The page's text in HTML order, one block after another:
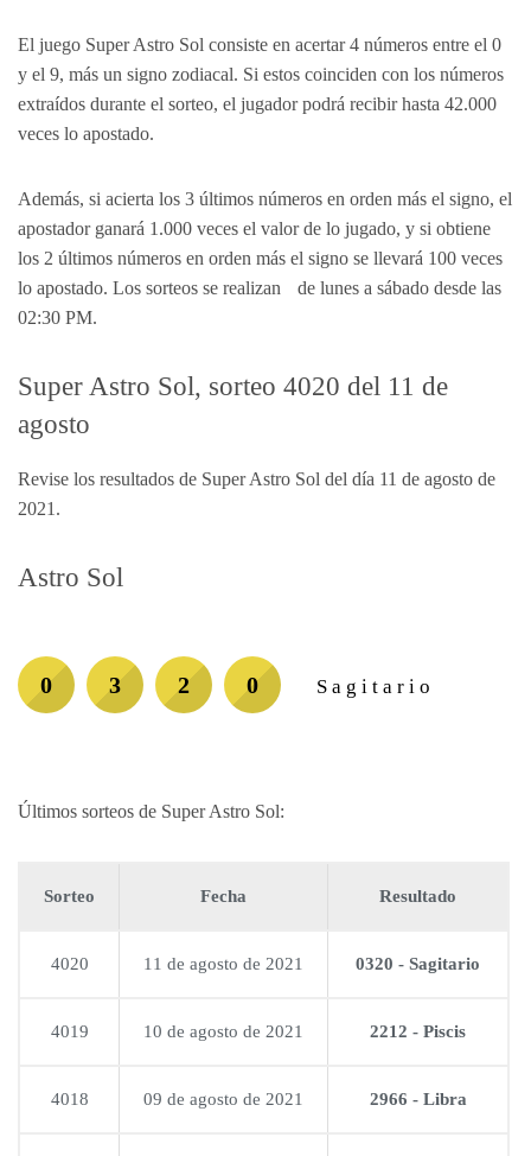
El juego Super Astro Sol consiste en acertar 4 números entre el 0
y el 9, más un signo zodiacal. Si estos coinciden con los números
extraídos durante el sorteo, el jugador podrá recibir hasta 42.000
veces lo apostado.
Además, si acierta los 3 últimos números en orden más el signo, el
apostador ganará 1.000 veces el valor de lo jugado, y si obtiene
los 2 últimos números en orden más el signo se llevará 100 veces
lo apostado. Los sorteos se realizan de lunes a sábado desde las
02:30 PM.
Super Astro Sol, sorteo 4020 del 11 de
agosto
Revise los resultados de Super Astro Sol del día 11 de agosto de
2021.
Astro Sol
0 3 2 0 Sagitario
Últimos sorteos de Super Astro Sol:
Sorteo Fecha Resultado
4020 11 de agosto de 2021 0320 - Sagitario
4019 10 de agosto de 2021 2212 - Piscis
4018 09 de agosto de 2021 2966 - Libra